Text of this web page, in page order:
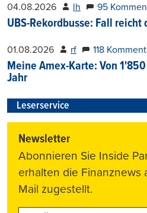
04.08.2026 lh 95
UBS-Rekordbusse: Fall
01.08.2026 rf 118
Meine Amex-Karte: Von
Jahr
Leserservice
Newsletter
Abonnieren Sie Inside
erhalten die Finanznews
Mail zugestellt.